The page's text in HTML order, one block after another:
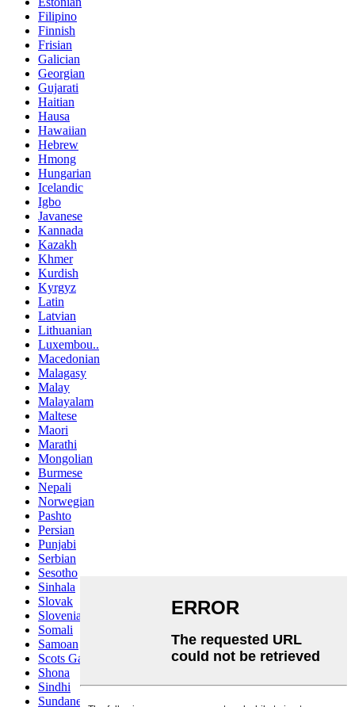
Filipino
Finnish
Frisian
Galician
Georgian
Gujarati
Haitian
Hausa
Hawaiian
Hebrew
Hmong
Hungarian
Icelandic
Igbo
Javanese
Kannada
Kazakh
Khmer
Kurdish
Kyrgyz
Latin
Latvian
Lithuanian
Luxembou..
Macedonian
Malagasy
Malay
Malayalam
Maltese
Maori
Marathi
Mongolian
Burmese
Nepali
Norwegian
Pashto
Persian
Punjabi
Serbian
Sesotho
Sinhala
Slovak
Slovenian
Somali
Samoan
Scots Gaelic
Shona
Sindhi
Sundanese